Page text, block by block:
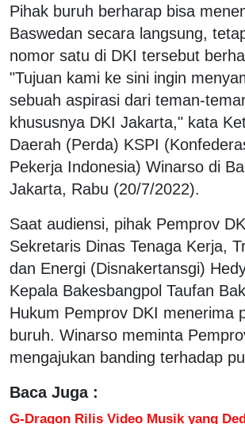
Pihak buruh berharap bisa
Baswedan secara langsung,
nomor satu di DKI tersebut
"Tujuan kami ke sini ingin
sebuah aspirasi dari teman-
khususnya DKI Jakarta," kata
Daerah (Perda) KSPI
Pekerja Indonesia) Winarso di
Jakarta, Rabu (20/7/2022).
Saat audiensi, pihak Pemprov
Sekretaris Dinas Tenaga Kerja,
dan Energi (Disnakertansgi)
Kepala Bakesbangpol Taufan
Hukum Pemprov DKI menerima
buruh. Winarso meminta
mengajukan banding terhadap
Baca Juga :
G-Dragon Rilis Video Musik yang